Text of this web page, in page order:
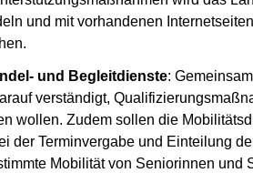
und mit vorhandenen
und Begleitdienste:
verständigt,
wollen. Zudem sollen die
der Terminvergabe und Einteilung
Mobilität von Seniorinnen und